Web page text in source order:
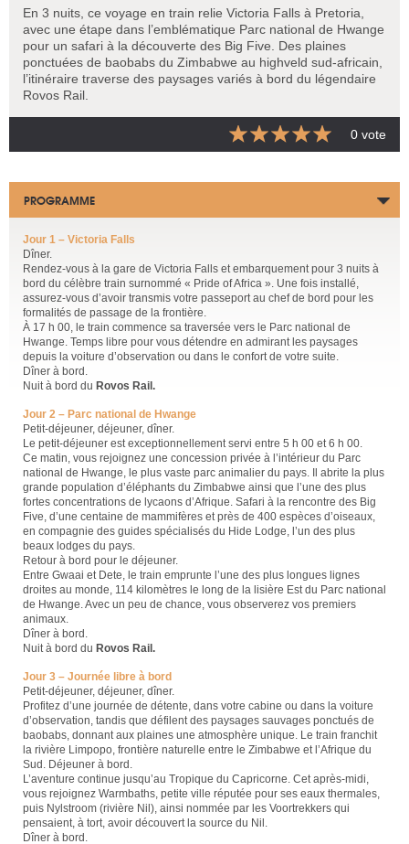
En 3 nuits, ce voyage en train relie Victoria Falls à Pretoria,
avec une étape dans l’emblématique Parc national de Hwange
pour un safari à la découverte des Big Five. Des plaines
ponctuées de baobabs du Zimbabwe au highveld sud-africain,
l’itinéraire traverse des paysages variés à bord du légendaire
Rovos Rail.
0 vote
PROGRAMME
Jour 1 – Victoria Falls
Dîner.
Rendez-vous à la gare de Victoria Falls et embarquement pour 3 nuits à
bord du célèbre train surnommé « Pride of Africa ». Une fois installé,
assurez-vous d’avoir transmis votre passeport au chef de bord pour les
formalités de passage de la frontière.
À 17 h 00, le train commence sa traversée vers le Parc national de
Hwange. Temps libre pour vous détendre en admirant les paysages
depuis la voiture d’observation ou dans le confort de votre suite.
Dîner à bord.
Nuit à bord du Rovos Rail.
Jour 2 – Parc national de Hwange
Petit-déjeuner, déjeuner, dîner.
Le petit-déjeuner est exceptionnellement servi entre 5 h 00 et 6 h 00.
Ce matin, vous rejoignez une concession privée à l’intérieur du Parc
national de Hwange, le plus vaste parc animalier du pays. Il abrite la plus
grande population d’éléphants du Zimbabwe ainsi que l’une des plus
fortes concentrations de lycaons d’Afrique. Safari à la rencontre des Big
Five, d’une centaine de mammifères et près de 400 espèces d’oiseaux,
en compagnie des guides spécialisés du Hide Lodge, l’un des plus
beaux lodges du pays.
Retour à bord pour le déjeuner.
Entre Gwaai et Dete, le train emprunte l’une des plus longues lignes
droites au monde, 114 kilomètres le long de la lisière Est du Parc national
de Hwange. Avec un peu de chance, vous observerez vos premiers
animaux.
Dîner à bord.
Nuit à bord du Rovos Rail.
Jour 3 – Journée libre à bord
Petit-déjeuner, déjeuner, dîner.
Profitez d’une journée de détente, dans votre cabine ou dans la voiture
d’observation, tandis que défilent des paysages sauvages ponctués de
baobabs, donnant aux plaines une atmosphère unique. Le train franchit
la rivière Limpopo, frontière naturelle entre le Zimbabwe et l’Afrique du
Sud. Déjeuner à bord.
L’aventure continue jusqu’au Tropique du Capricorne. Cet après-midi,
vous rejoignez Warmbaths, petite ville réputée pour ses eaux thermales,
puis Nylstroom (rivière Nil), ainsi nommée par les Voortrekkers qui
pensaient, à tort, avoir découvert la source du Nil.
Dîner à bord.